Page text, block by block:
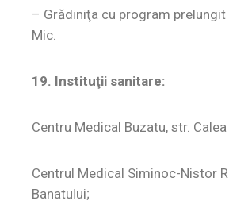
– Grădiniţa cu program prelungit
Mic.
19. Instituţii sanitare:
Centru Medical Buzatu, str.
Centrul Medical Siminoc-Nistor
Banatului;